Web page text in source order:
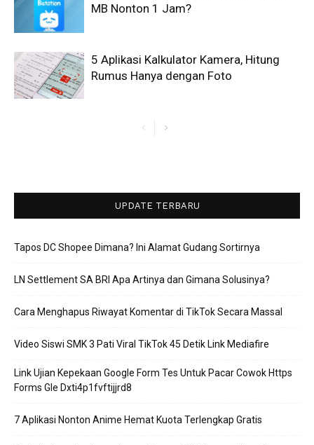
MB Nonton 1 Jam?
5 Aplikasi Kalkulator Kamera, Hitung
Rumus Hanya dengan Foto
UPDATE TERBARU
Tapos DC Shopee Dimana? Ini Alamat Gudang Sortirnya
LN Settlement SA BRI Apa Artinya dan Gimana Solusinya?
Cara Menghapus Riwayat Komentar di TikTok Secara Massal
Video Siswi SMK 3 Pati Viral TikTok 45 Detik Link Mediafire
Link Ujian Kepekaan Google Form Tes Untuk Pacar Cowok Https
Forms Gle Dxti4p1fvftijjrd8
7 Aplikasi Nonton Anime Hemat Kuota Terlengkap Gratis